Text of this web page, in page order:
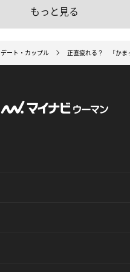
もっと見る
デート・カップル 正直疲れる？ 「かま